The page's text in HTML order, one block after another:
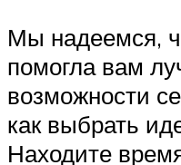
Мы надеемся,
помогла вам
возможности
как выбрать
Находите